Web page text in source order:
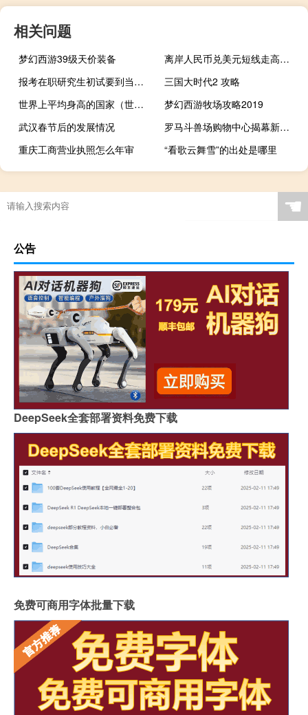
相关问题
梦幻西游39级天价装备
离岸人民币兑美元短线走高站上7.28关口日内走高近200点
报考在职研究生初试要到当地学校考吗
三国大时代2 攻略
世界上平均身高的国家（世界各国平均身高）
梦幻西游牧场攻略2019
武汉春节后的发展情况
罗马斗兽场购物中心揭幕新的娱乐中心
重庆工商营业执照怎么年审
“看歌云舞雪”的出处是哪里
☚
公告
DeepSeek全套部署资料免费下载
免费可商用字体批量下载